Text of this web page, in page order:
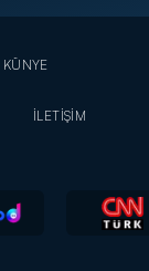
KÜNYE
İLETİŞİM